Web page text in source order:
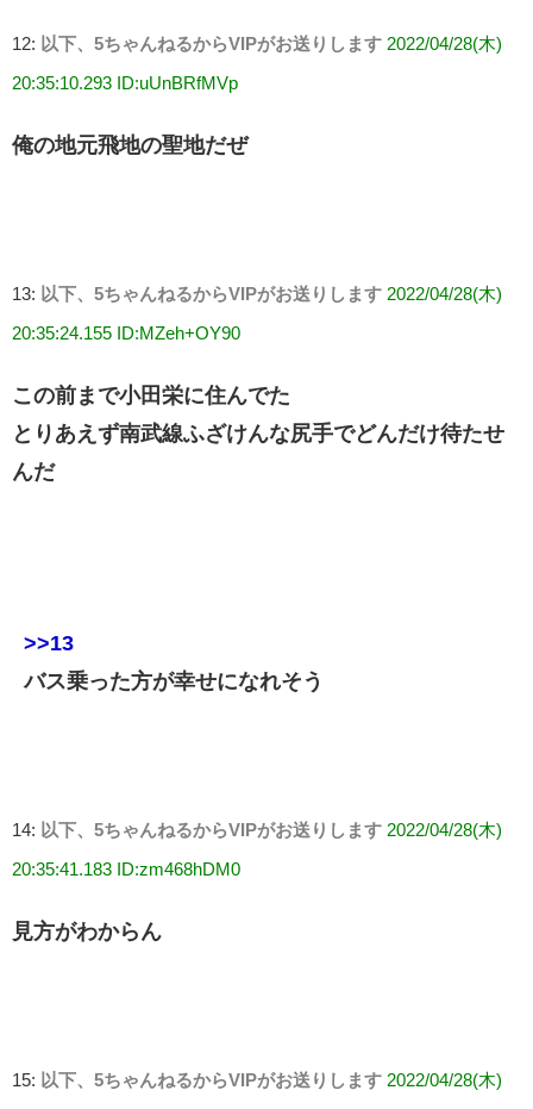
12: 以下、5ちゃんねるからVIPがお送りします 2022/04/28(木)
20:35:10.293 ID:uUnBRfMVp
俺の地元飛地の聖地だぜ
13: 以下、5ちゃんねるからVIPがお送りします 2022/04/28(木)
20:35:24.155 ID:MZeh+OY90
この前まで小田栄に住んでた
とりあえず南武線ふざけんな尻手でどんだけ待たせ
んだ
>>13
バス乗った方が幸せになれそう
14: 以下、5ちゃんねるからVIPがお送りします 2022/04/28(木)
20:35:41.183 ID:zm468hDM0
見方がわからん
15: 以下、5ちゃんねるからVIPがお送りします 2022/04/28(木)